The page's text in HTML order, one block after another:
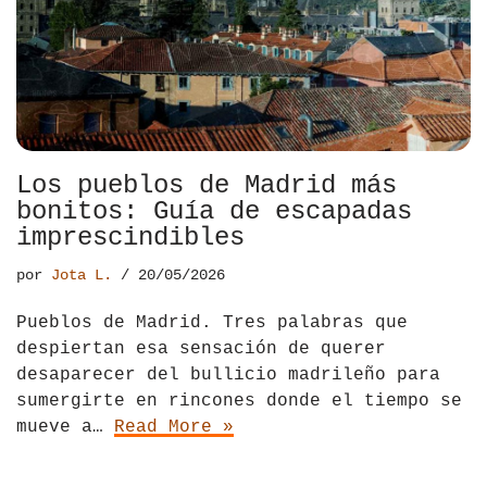
El Salvador
Estados Unidos
Hawái
México
Nicaragua
Paraguay
Perú
República Dominicana
Venezuela
Jordania
Kazajistán
La India
Madagascar
Malasia
Maldivas
Mongolia
Nepal
Qatar
Croacia
Dinamarca
Escocia
Eslovenia
España
Finlandia
Francia
Grecia
Hungría
Los pueblos de Madrid más
bonitos: Guía de escapadas
imprescindibles
por Jota L. 20/05/2026
Pueblos de Madrid. Tres palabras que
despiertan esa sensación de querer
desaparecer del bullicio madrileño para
sumergirte en rincones donde el tiempo se
mueve a… Read More »